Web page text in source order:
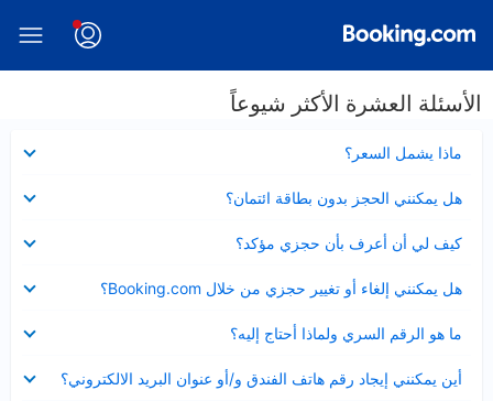
الأسئلة العشرة الأكثر شيوعاً
ماذا يشمل السعر؟
مصغر
هل يمكنني الحجز بدون بطاقة ائتمان؟
مصغر
كيف لي أن أعرف بأن حجزي مؤكد؟
مصغر
هل يمكنني إلغاء أو تغيير حجزي من خلال Booking.com؟
مصغر
ما هو الرقم السري ولماذا أحتاج إليه؟
مصغر
أين يمكنني إيجاد رقم هاتف الفندق و/أو عنوان البريد الالكتروني؟
عرض
مصغر